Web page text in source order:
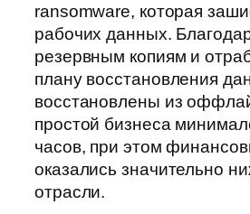
ransomware, которая
рабочих данных.
резервным копиям и
плану восстановления
восстановлены из
простой бизнеса
часов, при этом
оказались значительно
отрасли.